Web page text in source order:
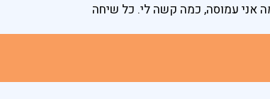
אני עמוסה, כמה קשה לי. כל שיחה